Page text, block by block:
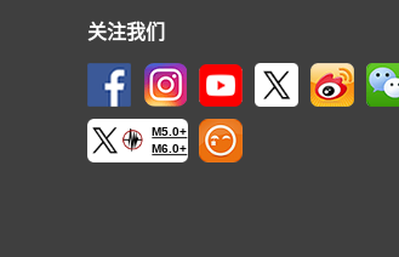
关注我们
M5.0+
M6.0+